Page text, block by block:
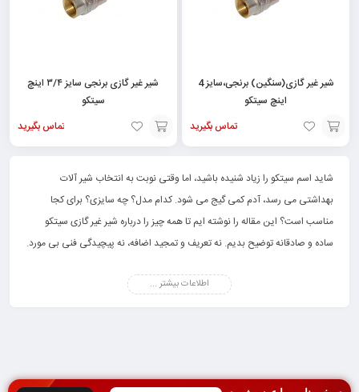
شیر غیر گازی(سنگین) برنجی،سایز 4
اینچ سیتکو
تماس بگیرید
افزودن
به
سبد
شیر غیر گازی برنجی سایز ۳/۴ اینچ
سیتکو
تماس بگیرید
افزودن
به
سبد
شاید اسم سیتکو را زیاد شنیده باشید، اما وقتی نوبت به انتخاب شیر آلات
بهداشتی می رسد، آدم کمی گیج می شود. کدام مدل؟ چه سایزی؟ برای کجا
مناسب است؟ این مقاله را نوشته ایم تا همه چیز را درباره شیر غیر گازی سیتکو
ساده و صادقانه توضیح بدیم. نه تعریف و تمجید اضافه، نه پیچیدگی فنی بی مورد.
ساختمانی است. از آشپزخانه گرفته تا حمام، از اتاق لباسشویی تا انبار، همه جا به
در این راهنما، با انواع شیرهای غیر گازی سیتکو آشنا می شوید، تفاوت مدل ها را
اطلاعات بیشتر ...